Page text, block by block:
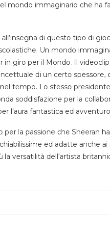
mondo immaginario che ha
di questo tipo di
Un mondo
giro per il Mondo. Il
di un certo
tempo. Lo stesso
soddisfazione per la
l’aura fantastica ed
la passione che Sheeran
ed adatte anche ai
versatilità dell’artista